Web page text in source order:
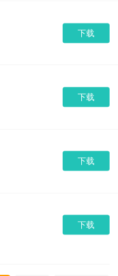
下载
下载
下载
下载